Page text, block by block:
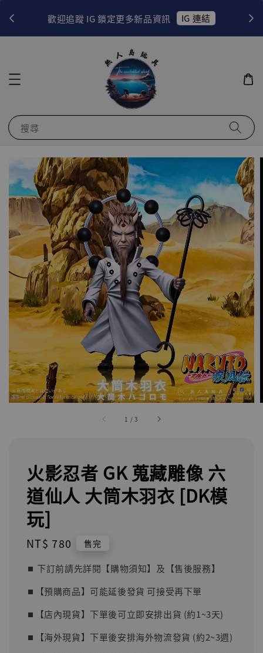
歡迎追蹤 IG 鎖定更多新品資訊 IG 連結
搜尋
1 /3
火影忍者 GK 蒐藏雕像 六
道仙人 大筒木羽衣 [DK模
玩]
Regular
NT$ 780 售完
⏹︎ 下訂前請先詳閱【購物須知】及【售後服務】
⏹︎【預購商品】可能延後發貨 可接受再下單
⏹︎【店內現貨】下單後可立即安排出貨 (約1~3天)
⏹︎【海外現貨】下單後安排海外物流發貨 (約2~3週)